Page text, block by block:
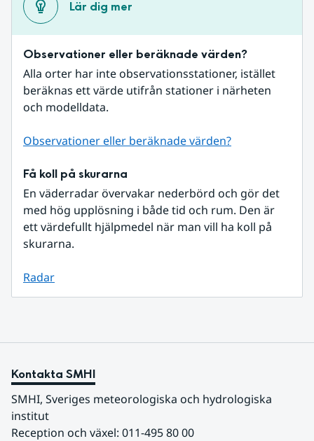
Lär dig mer
Observationer eller beräknade värden?
Alla orter har inte observationsstationer, istället
beräknas ett värde utifrån stationer i närheten
och modelldata.
Observationer eller beräknade värden?
Få koll på skurarna
En väderradar övervakar nederbörd och gör det
med hög upplösning i både tid och rum. Den är
ett värdefullt hjälpmedel när man vill ha koll på
skurarna.
Radar
Kontakta SMHI
SMHI, Sveriges meteorologiska och hydrologiska
institut
Reception och växel: 011-495 80 00